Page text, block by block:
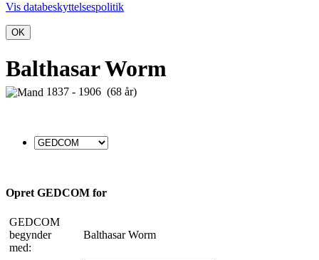
Vis databeskyttelsespolitik
OK
Balthasar Worm
1837 - 1906 (68 år)
Opret GEDCOM for
GEDCOM
begynder
med:
Balthasar Worm